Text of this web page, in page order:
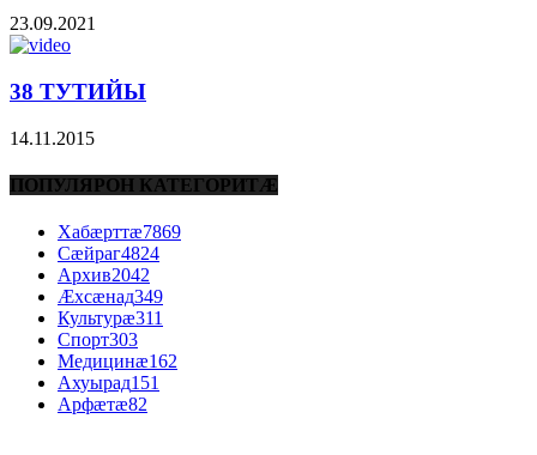
23.09.2021
38 ТУТИЙЫ
14.11.2015
ПОПУЛЯРОН КАТЕГОРИТÆ
Хабæрттæ7869
Сæйраг4824
Архив2042
Æхсæнад349
Культурæ311
Спорт303
Медицинæ162
Ахуырад151
Арфæтæ82